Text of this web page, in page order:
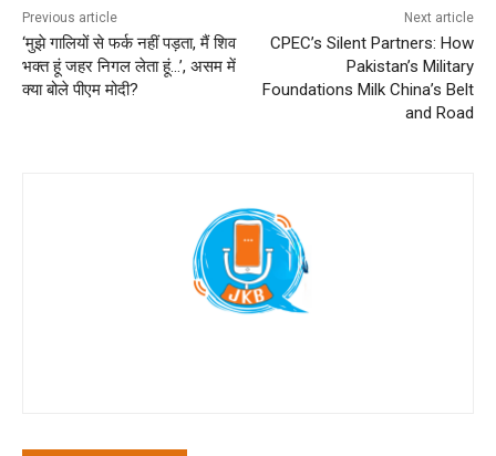
Previous article
‘मुझे गालियों से फर्क नहीं पड़ता, मैं शिव
भक्त हूं जहर निगल लेता हूं…’, असम में
क्या बोले पीएम मोदी?
Next article
CPEC’s Silent Partners: How
Pakistan’s Military
Foundations Milk China’s Belt
and Road